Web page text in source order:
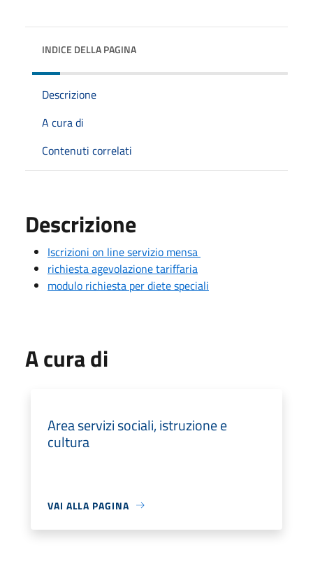
INDICE DELLA PAGINA
Descrizione
A cura di
Contenuti correlati
Descrizione
Iscrizioni on line servizio mensa
richiesta agevolazione tariffaria
modulo richiesta per diete speciali
A cura di
Area servizi sociali, istruzione e
cultura
VAI ALLA PAGINA